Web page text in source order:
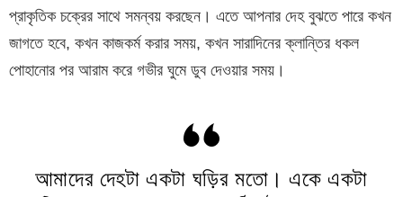
প্রাকৃতিক চক্রের সাথে সমন্বয় করছেন। এতে আপনার দেহ বুঝতে পারে কখন
জাগতে হবে, কখন কাজকর্ম করার সময়, কখন সারাদিনের ক্লান্তির ধকল
পোহানোর পর আরাম করে গভীর ঘুমে ডুব দেওয়ার সময়।
আমাদের দেহটা একটা ঘড়ির মতো। একে একটা